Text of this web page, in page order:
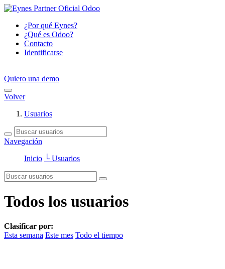
¿Por qué Eynes?
¿Qué es Odoo?
Contacto
Identificarse
Quiero una demo
Volver
Usuarios
Navegación
Inicio └ Usuarios
Todos los usuarios
Clasificar por:
Esta semana Este mes Todo el tiempo